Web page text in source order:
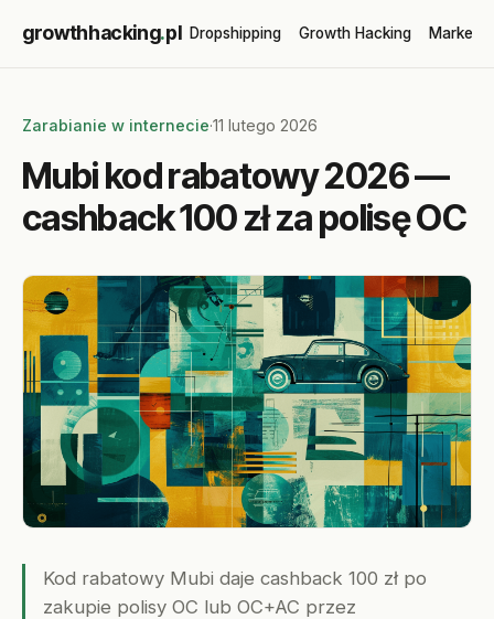
growthhacking.pl Dropshipping Growth Hacking
Zarabianie w internecie·11 lutego 2026
Mubi kod rabatowy 2026 —
cashback 100 zł za polisę OC
Kod rabatowy Mubi daje cashback 100 zł po
zakupie polisy OC lub OC+AC przez